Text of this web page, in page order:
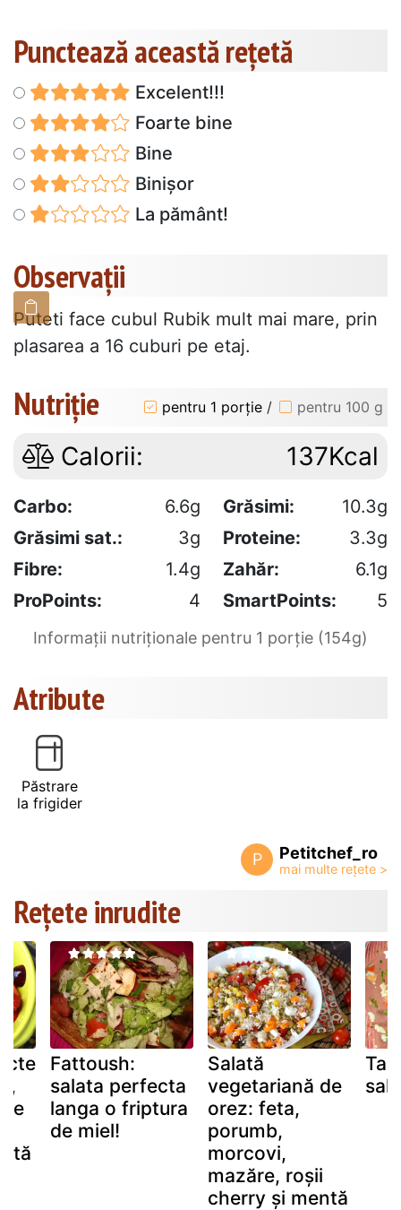
Punctează această reţetă
Excelent!!!
Foarte bine
Bine
Binișor
La pământ!
Observații
Puteti face cubul Rubik mult mai mare, prin
plasarea a 16 cuburi pe etaj.
Nutriție pentru 1 porție / pentru 100 g
Calorii: 137Kcal
Carbo: 6.6g Grăsimi:
10.3g
Grăsimi sat.:
3g Proteine:
3.3g
Fibre:
1.4g Zahăr:
6.1g
ProPoints:
4 SmartPoints: 5
Informații nutriționale pentru 1 porție (154g)
Atribute
Păstrare
la frigider
P Petitchef_ro
Rețete inrudite
Fattoush:
salata perfecta
langa o friptura
de miel!
Salată
vegetariană de
orez: feta,
porumb,
morcovi,
mazăre, roșii
cherry și mentă